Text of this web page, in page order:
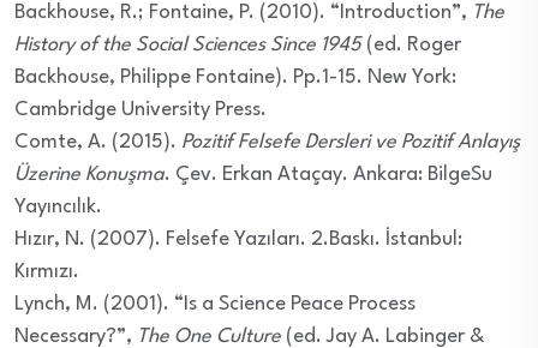
Backhouse, R.; Fontaine, P. (2010). “Introduction”, The
History of the Social Sciences Since 1945(ed. Roger
Backhouse, Philippe Fontaine). Pp.1-15. New York:
Cambridge University Press.
Comte, A. (2015). Pozitif Felsefe Dersleri ve Pozitif Anlayış
Üzerine Konuşma. Çev. Erkan Ataçay. Ankara: BilgeSu
Yayıncılık.
Hızır, N. (2007). Felsefe Yazıları. 2.Baskı. İstanbul:
Kırmızı.
Lynch, M. (2001). “Is a Science Peace Process
Necessary?”, The One Culture (ed. Jay A. Labinger &